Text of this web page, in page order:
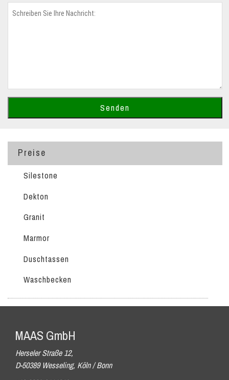
Preise
Silestone
Dekton
Granit
Marmor
Duschtassen
Waschbecken
MAAS GmbH
Herseler Straße 12,
D-50389 Wesseling, Köln / Bonn